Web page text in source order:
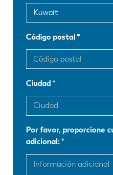
Código postal
Ciudad
Por favor, proporcione
adicional:
DE
ES
KO